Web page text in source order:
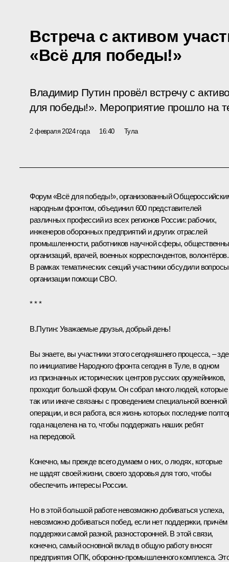
Встреча с активом
«Всё для победы!»
Владимир Путин провёл встречу с
для победы!». Мероприятие прошло на
2 февраля 2024 года 16:40 Тула
Форум «Всё для победы!», организованный
народным фронтом, объединил 600 представителей
различных профессий из всех регионов России: рабочих,
инженеров оборонных предприятий и других отраслей
промышленности, работников научной сферы,
организаций, врачей, военных корреспондентов, волонтёров.
В рамках тематических секций участники обсудили вопросы
организации помощи СВО.
* * *
В.Путин: Уважаемые друзья, добрый день!
Вы знаете, вы участники этого сегодняшнего процесса, –
по инициативе Народного фронта сегодня в Туле, в одном
из признанных исторических центров русских оружейников,
проходит большой форум. Он собрал много людей, которые
так или иначе связаны с проведением специальной военной
операции, и вся работа, вся жизнь которых последние
года нацелена на то, чтобы поддержать наших ребят
на передовой.
Конечно, мы прежде всего думаем о них, о людях, которые
не щадят своей жизни, своего здоровья для того, чтобы
обеспечить интересы России.
Но в этой большой работе невозможно добиваться успеха,
невозможно добиваться побед, если нет поддержки, причём
поддержки самой разной, разносторонней. В этой связи,
конечно, самый основной вклад в общую работу вносят
предприятия ОПК, оборонно-промышленного комплекса.